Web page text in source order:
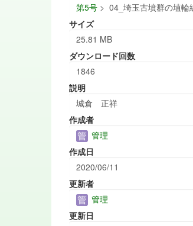
第5号 > 04_埼玉古墳群の埴輪
サイズ
25.81 MB
ダウンロード回数
1846
説明
城倉 正祥
作成者
管理
作成日
2020/06/11
更新者
管理
更新日